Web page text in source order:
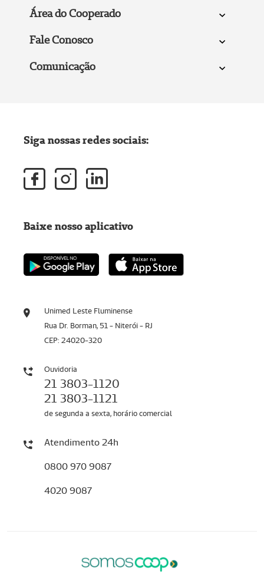
Área do Cooperado
Fale Conosco
Comunicação
Unimed Leste Fluminense
Rua Dr. Borman, 51 - Niterói - RJ
CEP: 24020-320
Ouvidoria
21 3803-1120
21 3803-1121
de segunda a sexta, horário comercial
Atendimento 24h
0800 970 9087
4020 9087
Siga nossas redes sociais:
Baixe nosso aplicativo